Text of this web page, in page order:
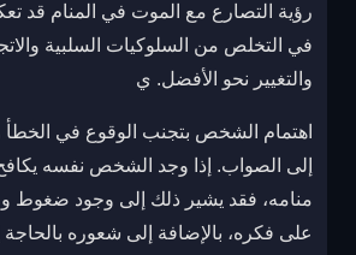
رؤية التصارع مع الموت في المنام قد
في التخلص من السلوكيات السلبية
والتغيير نحو الأفضل. ي
اهتمام الشخص بتجنب الوقوع في الخطأ
إلى الصواب. إذا وجد الشخص نفسه
منامه، فقد يشير ذلك إلى وجود ضغوط
على فكره، بالإضافة إلى شعوره بالحاجة